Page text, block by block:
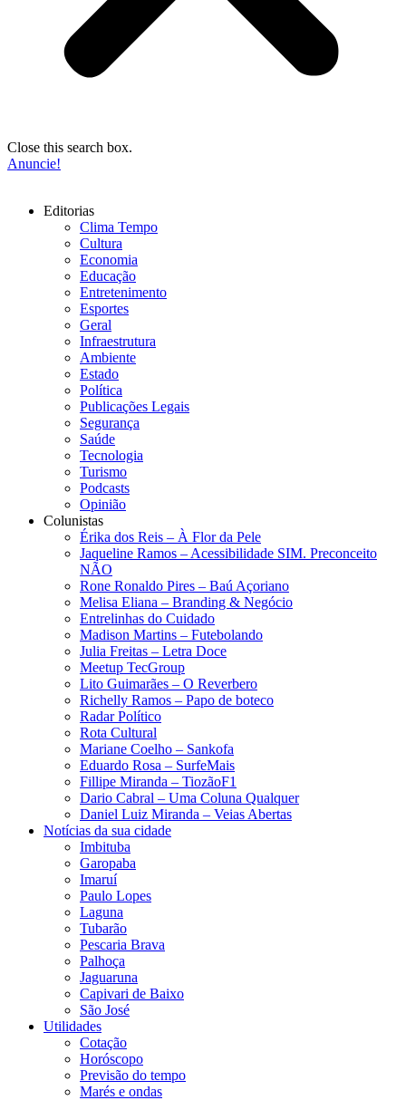
Close this search box.
Anuncie!
Editorias
Clima Tempo
Cultura
Economia
Educação
Entretenimento
Esportes
Geral
Infraestrutura
Ambiente
Estado
Política
Publicações Legais
Segurança
Saúde
Tecnologia
Turismo
Podcasts
Opinião
Colunistas
Érika dos Reis​ – À Flor da Pele
Jaqueline Ramos – Acessibilidade SIM. Preconceito
NÃO
Rone Ronaldo Pires – Baú Açoriano
Melisa Eliana – Branding & Negócio
Entrelinhas do Cuidado
Madison Martins – Futebolando
Julia Freitas​ – Letra Doce
Meetup TecGroup
Lito Guimarães – O Reverbero
Richelly Ramos​ – Papo de boteco
Radar Político
Rota Cultural
Mariane Coelho – Sankofa
Eduardo Rosa​ – SurfeMais
Fillipe Miranda – TiozãoF1
Dario Cabral – Uma Coluna Qualquer
Daniel Luiz Miranda – Veias Abertas
Notícias da sua cidade
Imbituba
Garopaba
Imaruí
Paulo Lopes
Laguna
Tubarão
Pescaria Brava
Palhoça
Jaguaruna
Capivari de Baixo
São José
Utilidades
Cotação
Horóscopo
Previsão do tempo
Marés e ondas